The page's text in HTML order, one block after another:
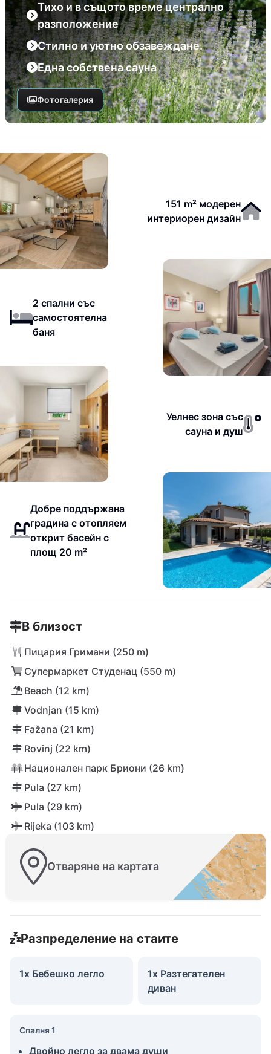
Тихо и в същото време централно
разположение
Стилно и уютно обзавеждане.
Една собствена сауна
Фотогалерия
151 m² модерен
интериорен дизайн
2 спални със
самостоятелна
баня
Уелнес зона със
сауна и душ
Добре поддържана
градина с отопляем
открит басейн с
площ 20 m²
В близост
Пицария Гримани (250 m)
Супермаркет Студенац (550 m)
Beach (12 km)
Vodnjan (15 km)
Fažana (21 km)
Rovinj (22 km)
Национален парк Бриони (26 km)
Pula (27 km)
Pula (29 km)
Rijeka (103 km)
Отваряне на картата
Разпределение на стаите
1x Бебешко легло
1x Разтегателен
диван
Спалня 1
Двойно легло за двама души